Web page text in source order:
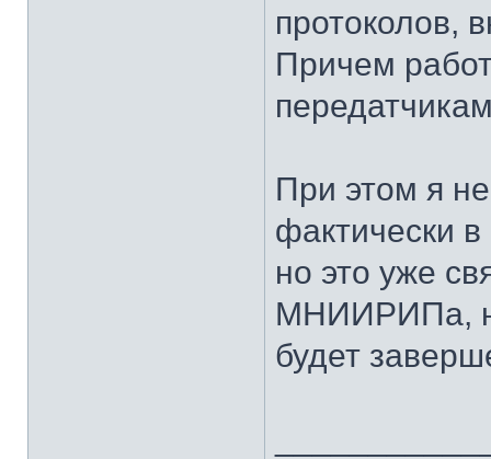
протоколов,
Причем
При этом я
фактически
но это уже
МНИИРИПа,
будет